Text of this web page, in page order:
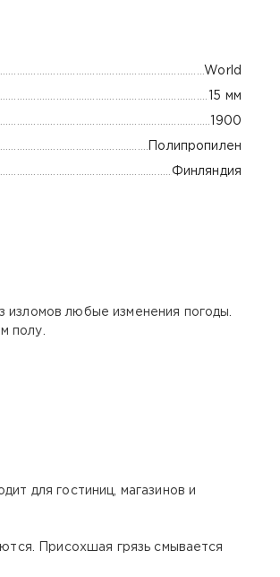
World
15 мм
1900
Полипропилен
Финляндия
любые изменения погоды.
полу.
для гостиниц, магазинов и
Присохшая грязь смывается